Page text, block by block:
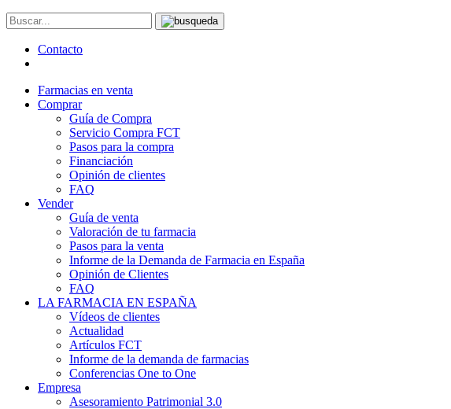
Contacto
Farmacias en venta
Comprar
Guía de Compra
Servicio Compra FCT
Pasos para la compra
Financiación
Opinión de clientes
FAQ
Vender
Guía de venta
Valoración de tu farmacia
Pasos para la venta
Informe de la Demanda de Farmacia en España
Opinión de Clientes
FAQ
LA FARMACIA EN ESPAÑA
Vídeos de clientes
Actualidad
Artículos FCT
Informe de la demanda de farmacias
Conferencias One to One
Empresa
Asesoramiento Patrimonial 3.0